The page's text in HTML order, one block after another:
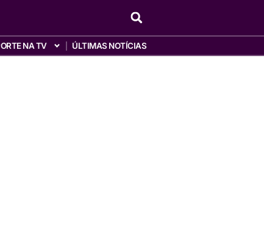
NA TV ÚLTIMAS NOTÍCIAS